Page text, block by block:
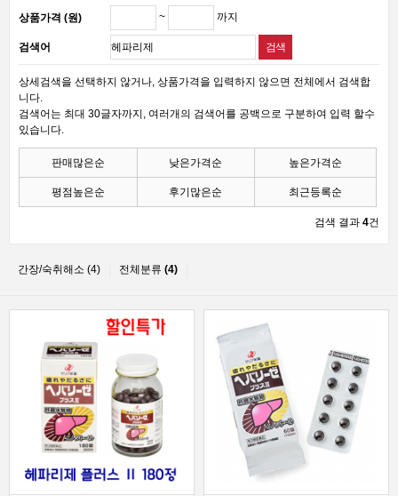
상품가격 (원)
~ 까지
검색어
상세검색을 선택하지 않거나, 상품가격을 입력하지 않으면 전체에서 검색합
니다.
검색어는 최대 30글자까지, 여러개의 검색어를 공백으로 구분하여 입력 할수
있습니다.
판매많은순 낮은가격순 높은가격순
평점높은순 후기많은순 최근등록순
검색 결과 4건
간장/숙취해소 (4) 전체분류 (4)